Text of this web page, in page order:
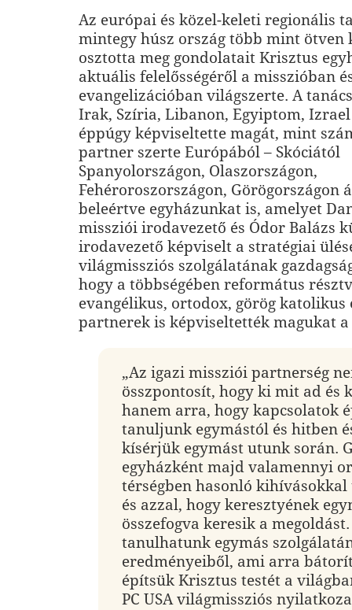
Az európai és közel-keleti regionális
mintegy húsz ország több mint ötven
osztotta meg gondolatait Krisztus
aktuális felelősségéről a misszióban
evangelizációban világszerte. A
Irak, Szíria, Libanon, Egyiptom, Izrael
éppúgy képviseltette magát, mint
partner szerte Európából – Skóciától
Spanyolországon, Olaszországon,
Fehéroroszországon, Görögországon
beleértve egyházunkat is, amelyet
missziói irodavezető és Ódor Balázs
irodavezető képviselt a stratégiai
világmissziós szolgálatának
hogy a többségében református
evangélikus, ortodox, görög katolikus
partnerek is képviseltették magukat
„Az igazi missziói partnerség
összpontosít, hogy ki mit ad és
hanem arra, hogy kapcsolatok
tanuljunk egymástól és hitben
kísérjük egymást utunk során.
egyházként majd valamennyi
térségben hasonló
és azzal, hogy keresztyének
összefogva keresik a
tanulhatunk egymás
eredményeiből, ami arra
építsük Krisztus testét a
PC USA világmissziós